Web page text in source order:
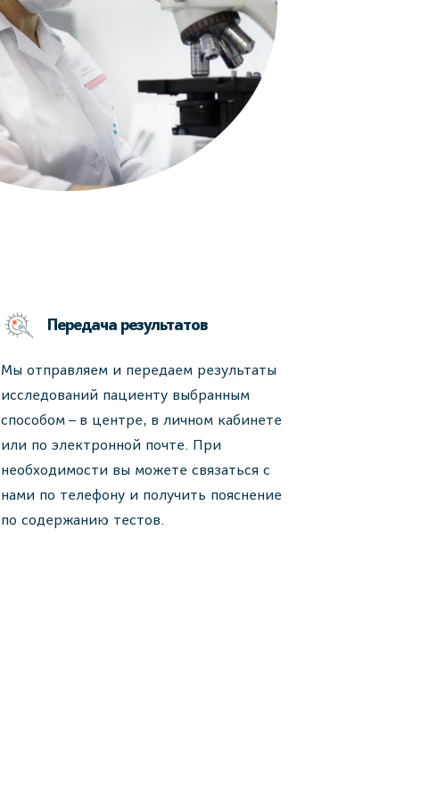
Передача результатов
Мы отправляем и передаем результаты
исследований пациенту выбранным
способом – в центре, в личном кабинете
или по электронной почте. При
необходимости вы можете связаться с
нами по телефону и получить пояснение
по содержанию тестов.